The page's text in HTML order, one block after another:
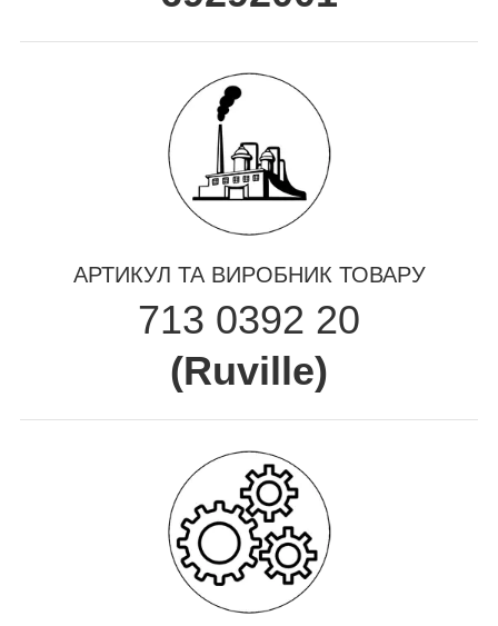
АРТИКУЛ ТА ВИРОБНИК ТОВАРУ
713 0392 20
(Ruville)